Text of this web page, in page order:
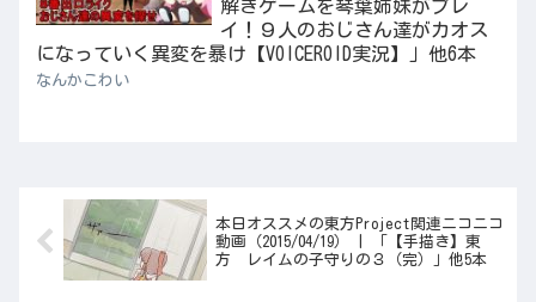
解きゲームを琴葉姉妹がプレ
イ！９人のおじさん達がカオス
になっていく異変を暴け【VOICEROID実況】」他6本
なんかこわい
本日オススメの東方Project関連ニコニコ
動画（2015/04/19） | 「【手描き】東
方 レイムの子守りの３（完）」他5本